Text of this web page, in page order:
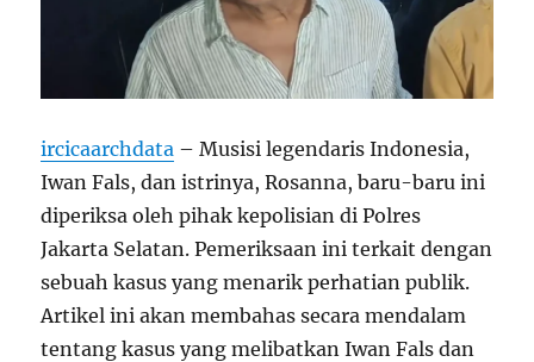
ircicaarchdata – Musisi legendaris Indonesia,
Iwan Fals, dan istrinya, Rosanna, baru-baru ini
diperiksa oleh pihak kepolisian di Polres
Jakarta Selatan. Pemeriksaan ini terkait dengan
sebuah kasus yang menarik perhatian publik.
Artikel ini akan membahas secara mendalam
tentang kasus yang melibatkan Iwan Fals dan